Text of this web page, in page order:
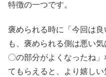
特徴の一つです。
褒められる時に「今回は
も、褒められる側は悪い
〇の部分がよくなったね
てもらえると、より嬉しい